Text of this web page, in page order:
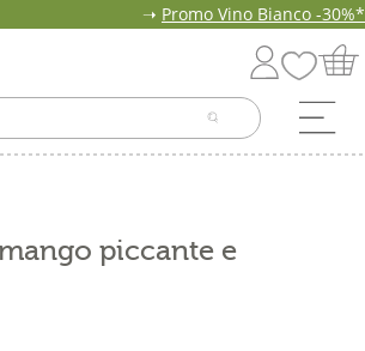
➝ Promo Vino Bianco -30%*
piccante e